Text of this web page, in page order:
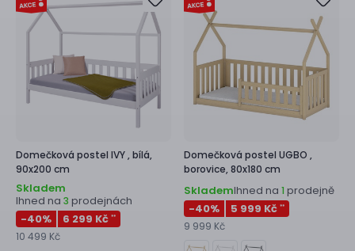
Domečková postel IVY ,bílá,
90x200 cm
Skladem
Ihned na 3 prodejnách
-40% 6 299 Kč **
10 499 Kč
Domečková postel UGBO ,
borovice, 80x180 cm
SklademIhned na 1 prodejně
-40% 5 999 Kč **
9 999 Kč